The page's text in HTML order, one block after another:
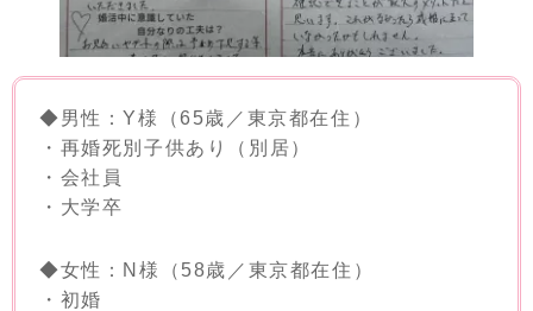
◆男性：Y様（65歳／東京都在住）
・再婚死別子供あり（別居）
・会社員
・大学卒
◆女性：N様（58歳／東京都在住）
・初婚